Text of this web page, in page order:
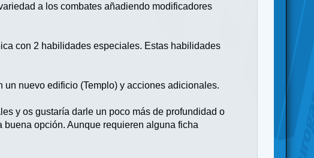
a los combates añadiendo modificadores
con 2 habilidades especiales. Estas habilidades
nuevo edificio (Templo) y acciones adicionales.
y os gustaría darle un poco más de profundidad o
opción. Aunque requieren alguna ficha